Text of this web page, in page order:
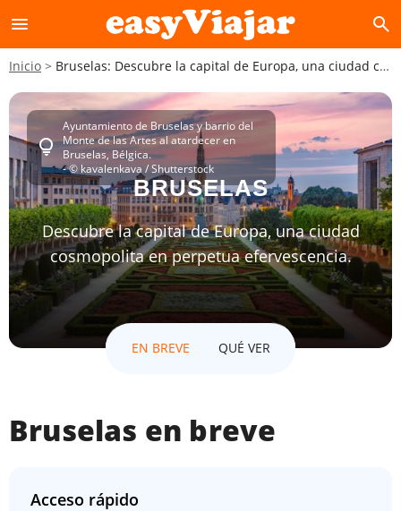
menu search
Inicio Bruselas: Descubre la capital de Europa, una ciudad cosmopolita en perpetua efervescencia.
lightbulb
Ayuntamiento de Bruselas y barrio del
Monte de las Artes al atardecer en
Bruselas, Bélgica.
- © kavalenkava / Shutterstock
BRUSELAS
Descubre la capital de Europa, una ciudad
cosmopolita en perpetua efervescencia.
EN BREVE QUÉ VER
Bruselas en breve
Acceso rápido